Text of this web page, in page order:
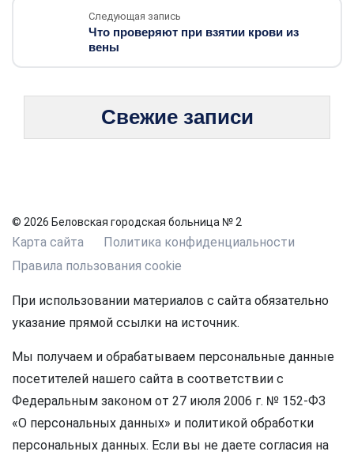
Следующая запись
Что проверяют при взятии крови из
вены
Свежие записи
© 2026 Беловская городская больница № 2
Карта сайта
Политика конфиденциальности
Правила пользования cookie
При использовании материалов с сайта обязательно
указание прямой ссылки на источник.
Мы получаем и обрабатываем персональные данные
посетителей нашего сайта в соответствии с
Федеральным законом от 27 июля 2006 г. № 152-ФЗ
«О персональных данных» и политикой обработки
персональных данных. Если вы не даете согласия на